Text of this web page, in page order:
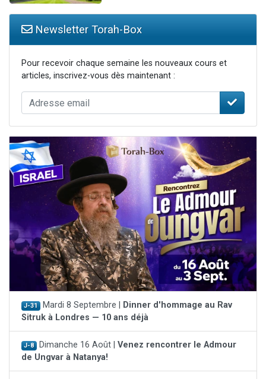
Newsletter Torah-Box
Pour recevoir chaque semaine les nouveaux cours et
articles, inscrivez-vous dès maintenant :
J-31 Mardi 8 Septembre |
Dinner d'hommage au Rav
Sitruk à Londres — 10 ans déjà
J-8 Dimanche 16 Août | Venez rencontrer le Admour
de Ungvar à Natanya!